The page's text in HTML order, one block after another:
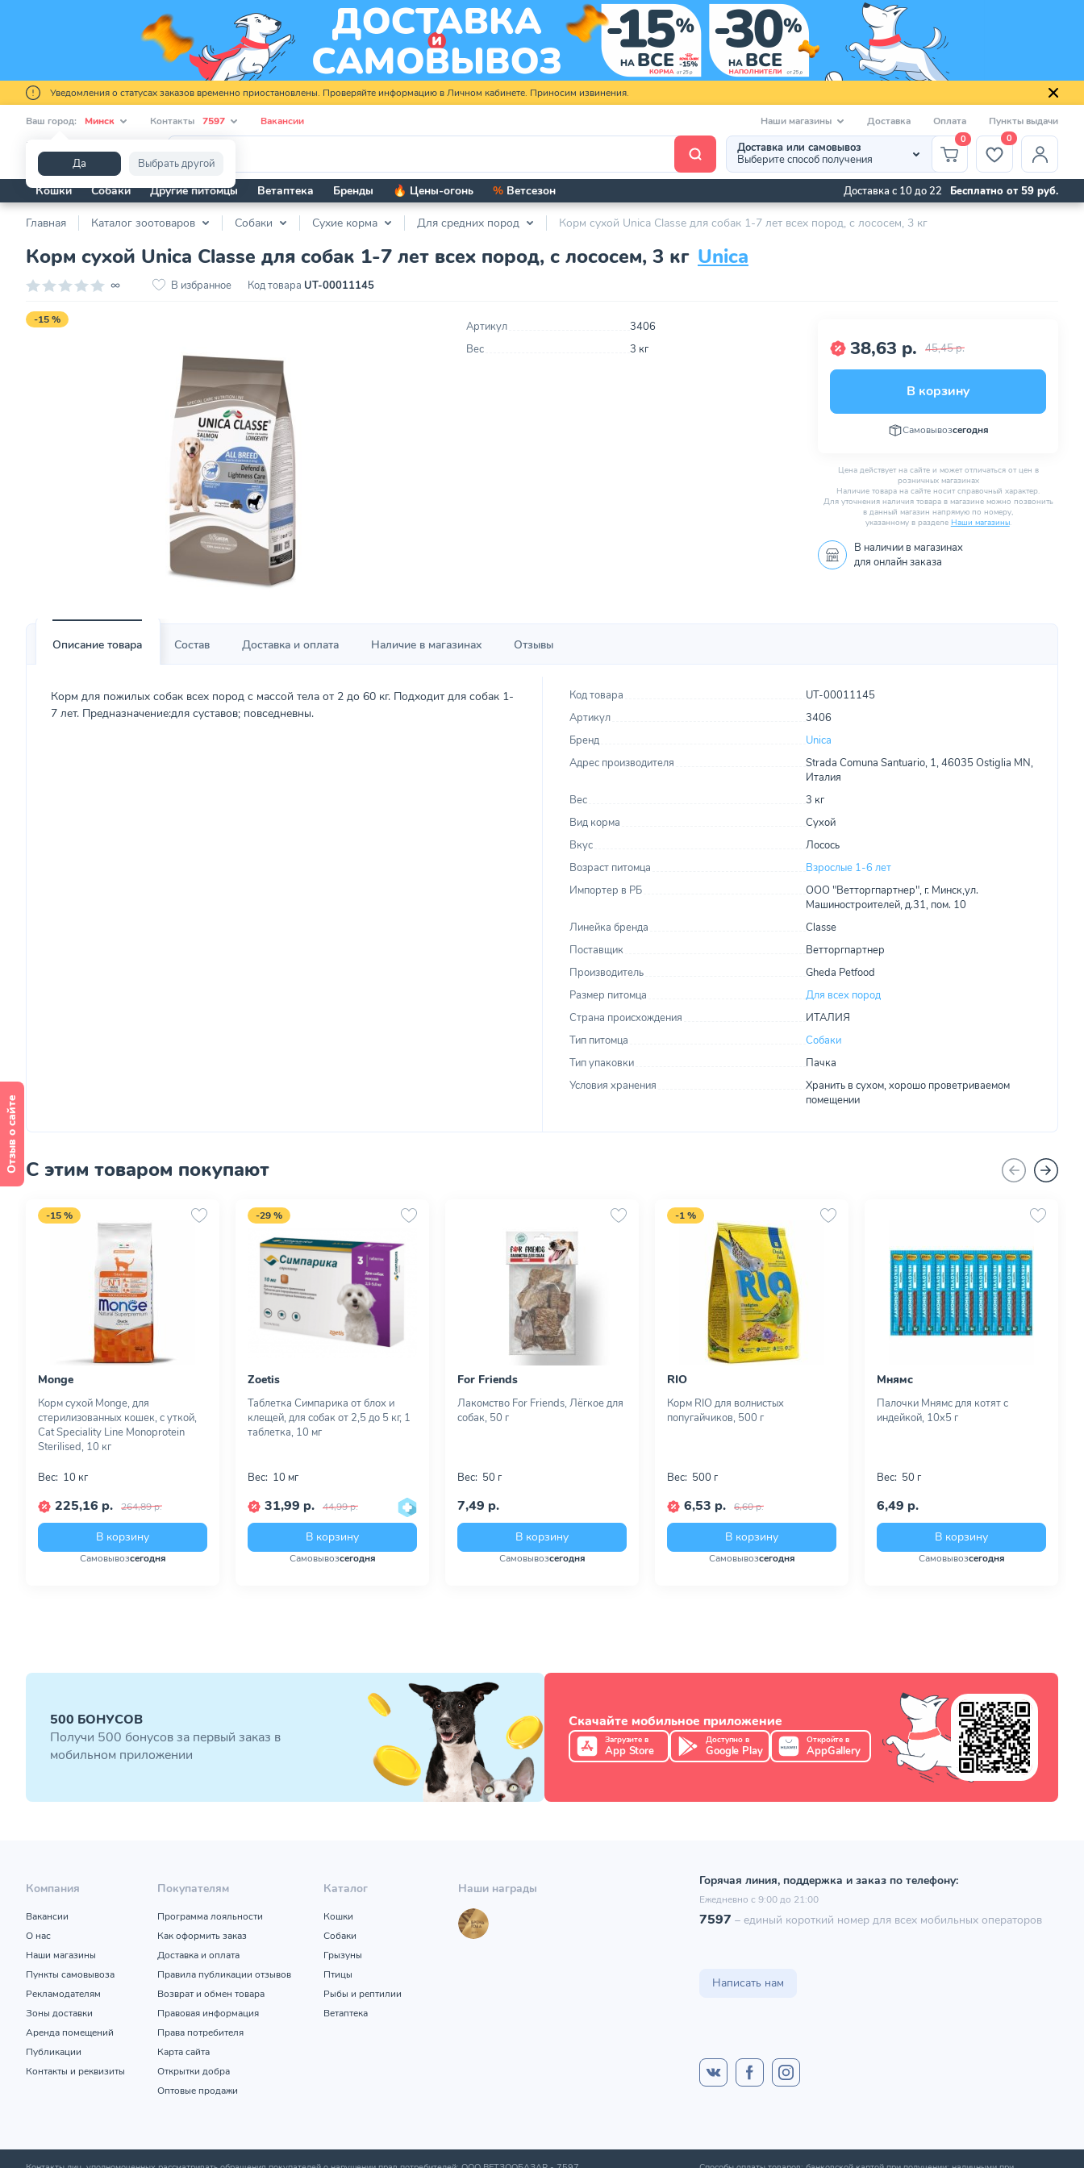
Уведомления о статусах заказов временно приостановлены. Проверяйте информацию в Личном кабинете. Приносим извинения.
Ваш город: Минск
Да Выбрать другой
Контакты 7597 Вакансии Наши магазины Доставка Оплата Пункты выдачи
Доставка или самовывоз
Выберите способ получения
0 0
Кошки Собаки Другие питомцы Ветаптека Бренды 🔥 Цены-огонь % Ветсезон Доставка с 10 до 22 Бесплатно от 59 руб.
Главная Каталог зоотоваров Собаки Сухие корма Для средних пород Корм сухой Unica Classe для собак 1-7 лет всех пород, с лососем, 3 кг
Корм сухой Unica Classe для собак 1-7 лет всех пород, с лососем, 3 кг Unica
∞ В избранное Код товара UT-00011145
-15 % Артикул
3406
Вес
3 кг 38,63 р. 45,45 р.
В корзину
Самовывозсегодня
Цена действует на сайте и может отличаться от цен в
розничных магазинах
Наличие товара на сайте носит справочный характер.
Для уточнения наличия товара в магазине можно позвонить
в данный магазин напрямую по номеру,
указанному в разделе Наши магазины.
В наличии в магазинах
для онлайн заказа
Описание товара Состав Доставка и оплата Наличие в магазинах Отзывы
Корм для пожилых собак всех пород с массой тела от 2 до 60 кг. Подходит для собак 1-
7 лет. Предназначение:для суставов; повседневны.
Код товара
UT-00011145
Артикул
3406
Бренд
Unica
Адрес производителя
Strada Comuna Santuario, 1, 46035 Ostiglia MN,
Италия
Вес
3 кг
Вид корма
Сухой
Вкус
Лосось
Возраст питомца
Взрослые 1-6 лет
Импортер в РБ
ООО "Ветторгпартнер", г. Минск,ул.
Машиностроителей, д.31, пом. 10
Линейка бренда
Classe
Поставщик
Ветторгпартнер
Производитель
Gheda Petfood
Размер питомца
Для всех пород
Страна происхождения
ИТАЛИЯ
Тип питомца
Собаки
Тип упаковки
Пачка
Условия хранения
Хранить в сухом, хорошо проветриваемом
помещении
С этим товаром покупают
-15 %
Monge
Корм сухой Monge, для
стерилизованных кошек, с уткой,
Cat Speciality Line Monoprotein
Sterilised, 10 кг
Вес: 10 кг
225,16 р. 264,89 р.
В корзину
Самовывозсегодня
-29 %
Zoetis
Таблетка Симпарика от блох и
клещей, для собак от 2,5 до 5 кг, 1
таблетка, 10 мг
Вес: 10 мг
31,99 р. 44,99 р.
В корзину
Самовывозсегодня
For Friends
Лакомство For Friends, Лёгкое для
собак, 50 г
Вес: 50 г
7,49 р.
В корзину
Самовывозсегодня
-1 %
RIO
Корм RIO для волнистых
попугайчиков, 500 г
Вес: 500 г
6,53 р. 6,60 р.
В корзину
Самовывозсегодня
Мнямс
Палочки Мнямс для котят с
индейкой, 10х5 г
Вес: 50 г
6,49 р.
В корзину
Самовывозсегодня
500 БОНУСОВ
Получи 500 бонусов за первый заказ в
мобильном приложении
Скачайте мобильное приложение
Загрузите в
App Store
Доступно в
Google Play
Откройте в
AppGallery
Горячая линия, поддержка и заказ по телефону:
Ежедневно с 9:00 до 21:00
7597 – единый короткий номер для всех мобильных операторов
Написать нам
Компания
Вакансии
О нас
Наши магазины
Пункты самовывоза
Рекламодателям
Зоны доставки
Аренда помещений
Публикации
Контакты и реквизиты
Покупателям
Программа лояльности
Как оформить заказ
Доставка и оплата
Правила публикации отзывов
Возврат и обмен товара
Правовая информация
Права потребителя
Карта сайта
Открытки добра
Оптовые продажи
Каталог
Кошки
Собаки
Грызуны
Птицы
Рыбы и рептилии
Ветаптека
Наши награды
Отзыв о сайте